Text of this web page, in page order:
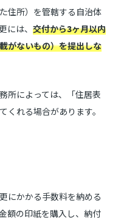
住所）を管轄する自治体
は、 交付から3ヶ月以内
がないもの）を提出しな
所によっては、「住居表
くれる場合があります。
にかかる手数料を納める
額の印紙を購入し、納付